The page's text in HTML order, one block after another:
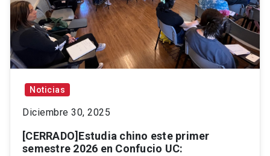
Noticias
Diciembre 30, 2025
[CERRADO]Estudia chino este primer
semestre 2026 en Confucio UC: